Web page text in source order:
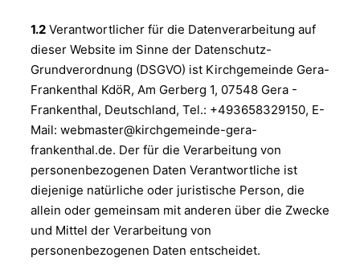
1.2Verantwortlicher für die Datenverarbeitung auf
dieser Website im Sinne der Datenschutz-
Grundverordnung (DSGVO) ist Kirchgemeinde Gera-
Frankenthal KdöR, Am Gerberg 1, 07548 Gera -
Frankenthal, Deutschland, Tel.: +493658329150, E-
Mail: webmaster@kirchgemeinde-gera-
frankenthal.de. Der für die Verarbeitung von
personenbezogenen Daten Verantwortliche ist
diejenige natürliche oder juristische Person, die
allein oder gemeinsam mit anderen über die Zwecke
und Mittel der Verarbeitung von
personenbezogenen Daten entscheidet.